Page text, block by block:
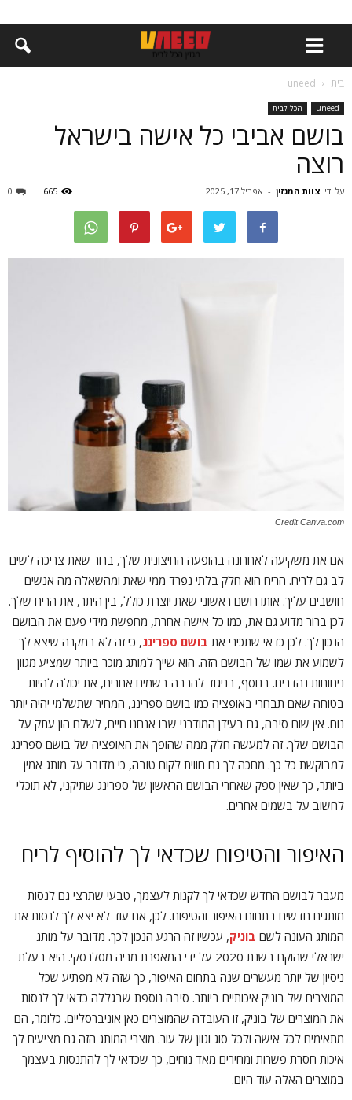
בית uneed
uneed הכל לבית
בושם אביבי כל אישה בישראל
רוצה
על ידי צוות המגזין - אפריל 17, 2025 0 665
Credit Canva.com
אם את משקיעה לאחרונה בהופעה החיצונית שלך, ברור שאת צריכה לשים
לב גם לריח. הריח הוא חלק בלתי נפרד ממי שאת ומהשאלה מה אנשים
חושבים עליך. אותו רושם ראשוני שאת יוצרת כולל, בין היתר, את הריח שלך.
לכן ברור מדוע גם את, כמו כל אישה אחרת, מחפשת מידי פעם את הבושם
הנכון לך. לכן כדאי שתכירי את בושם ספרינג, כי זה לא במקרה שיצא לך
לשמוע את שמו של הבושם הזה. הוא שייך למותג מוכר ביותר שמציע מגוון
ניחוחות נהדרים. בנוסף, בניגוד להרבה בשמים אחרים, את יכולה להיות
בטוחה שאם תבחרי באופציה כמו בושם ספרינג, המחיר שתשלמי יהיה יותר
נוח. אין שום סיבה, גם בעידן המודרני שבו אנחנו חיים, לשלם הון עתק על
הבושם שלך. זה למעשה חלק ממה שהופך את האופציה של בושם ספרינג
למבוקשת כל כך. מחכה לך גם חווית לקוח טובה, כי מדובר על מותג אמין
ביותר, כך שאין ספק שאחרי הבושם הראשון של ספרינג שתיקני, לא תוכלי
לחשוב על בשמים אחרים.
האיפור והטיפוח שכדאי לך להוסיף לריח
מעבר לבושם החדש שכדאי לך לקנות לעצמך, טבעי שתרצי גם לנסות
מותגים חדשים בתחום האיפור והטיפוח. לכן, אם עוד לא יצא לך לנסות את
המותג העונה לשם בוניק, עכשיו זה הרגע הנכון לכך. מדובר על מותג
ישראלי שהוקם בשנת 2020 על ידי המאפרת מריה מסלרסקי. היא בעלת
ניסיון של יותר מעשרים שנה בתחום האיפור, כך שזה לא מפתיע שכל
המוצרים של בוניק איכותיים ביותר. סיבה נוספת שבגללה כדאי לך לנסות
את המוצרים של בוניק, זו העובדה שהמוצרים כאן אוניברסליים. כלומר, הם
מתאימים לכל אישה ולכל סוג וגוון של עור. מוצרי המותג הזה גם מציעים לך
איכות חסרת פשרות ומחירים מאד נוחים, כך שכדאי לך להתנסות בעצמך
במוצרים האלה עוד היום.